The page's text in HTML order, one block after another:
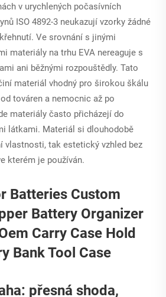
v urychlených počasívních
ISO 4892-3 neukazují vzorky žádné
Ve srovnání s jinými
materiály na trhu EVA nereaguje s
ani běžnými rozpouštědly. Tato
materiál vhodný pro širokou škálu
továren a nemocnic až po
materiály často přicházejí do
látkami. Materiál si dlouhodobě
vlastnosti, tak estetický vzhled bez
kterém je používán.
přesná shoda,